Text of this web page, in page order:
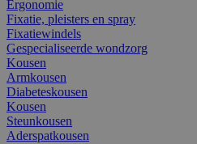
Ergonomie
Fixatie, pleisters en spray
Fixatiewindels
Gespecialiseerde wondzorg
Kousen
Armkousen
Diabeteskousen
Kousen
Steunkousen
Aderspatkousen